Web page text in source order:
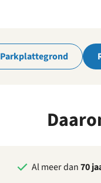
Parkplattegrond
Al meer dan70